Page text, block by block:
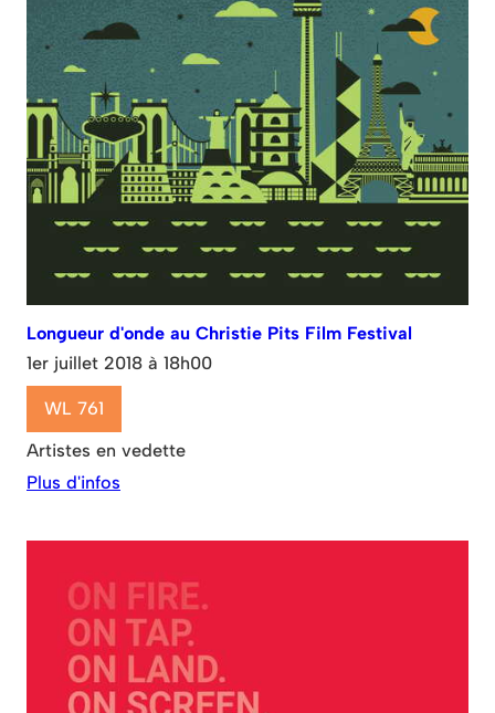
Longueur d'onde au Christie Pits Film Festival
1er juillet 2018 à 18h00
WL 761
Artistes en vedette
Plus d'infos